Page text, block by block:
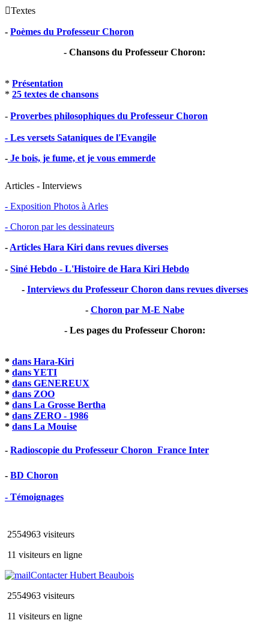
Textes
- Poèmes du Professeur Choron
- Chansons du Professeur Choron:
* Présentation
* 25 textes de chansons
- Proverbes philosophiques du Professeur Choron
- Les versets Sataniques de l'Evangile
- Je bois, je fume, et je vous emmerde
Articles - Interviews
- Exposition Photos à Arles
- Choron par les dessinateurs
- Articles Hara Kiri dans revues diverses
- Siné Hebdo - L'Histoire de Hara Kiri Hebdo
- Interviews du Professeur Choron dans revues diverses
- Choron par M-E Nabe
- Les pages du Professeur Choron:
* dans Hara-Kiri
* dans YETI
* dans GENEREUX
* dans ZOO
* dans La Grosse Bertha
* dans ZERO - 1986
* dans La Mouise
- Radioscopie du Professeur Choron  France Inter
- BD Choron
- Témoignages
2554963 visiteurs
11 visiteurs en ligne
Contacter Hubert Beaubois
2554963 visiteurs
11 visiteurs en ligne